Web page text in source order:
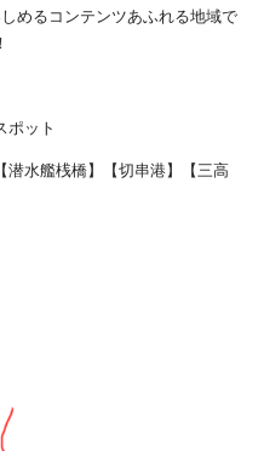
めるコンテンツあふれる地域で
ポット
潜水艦桟橋】【切串港】【三高